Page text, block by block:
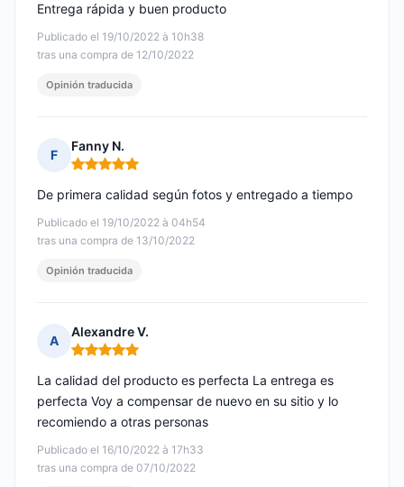
Publicado el 19/10/2022 à 10h38
tras una compra de 12/10/2022
Entrega rápida y buen producto
Opinión traducida
F
Fanny N.
Nota: 5 de 5
Publicado el 19/10/2022 à 04h54
tras una compra de 13/10/2022
De primera calidad según fotos y entregado a tiempo
Opinión traducida
A
Alexandre V.
Nota: 5 de 5
Publicado el 16/10/2022 à 17h33
tras una compra de 07/10/2022
La calidad del producto es perfecta La entrega es
perfecta Voy a compensar de nuevo en su sitio y lo
recomiendo a otras personas